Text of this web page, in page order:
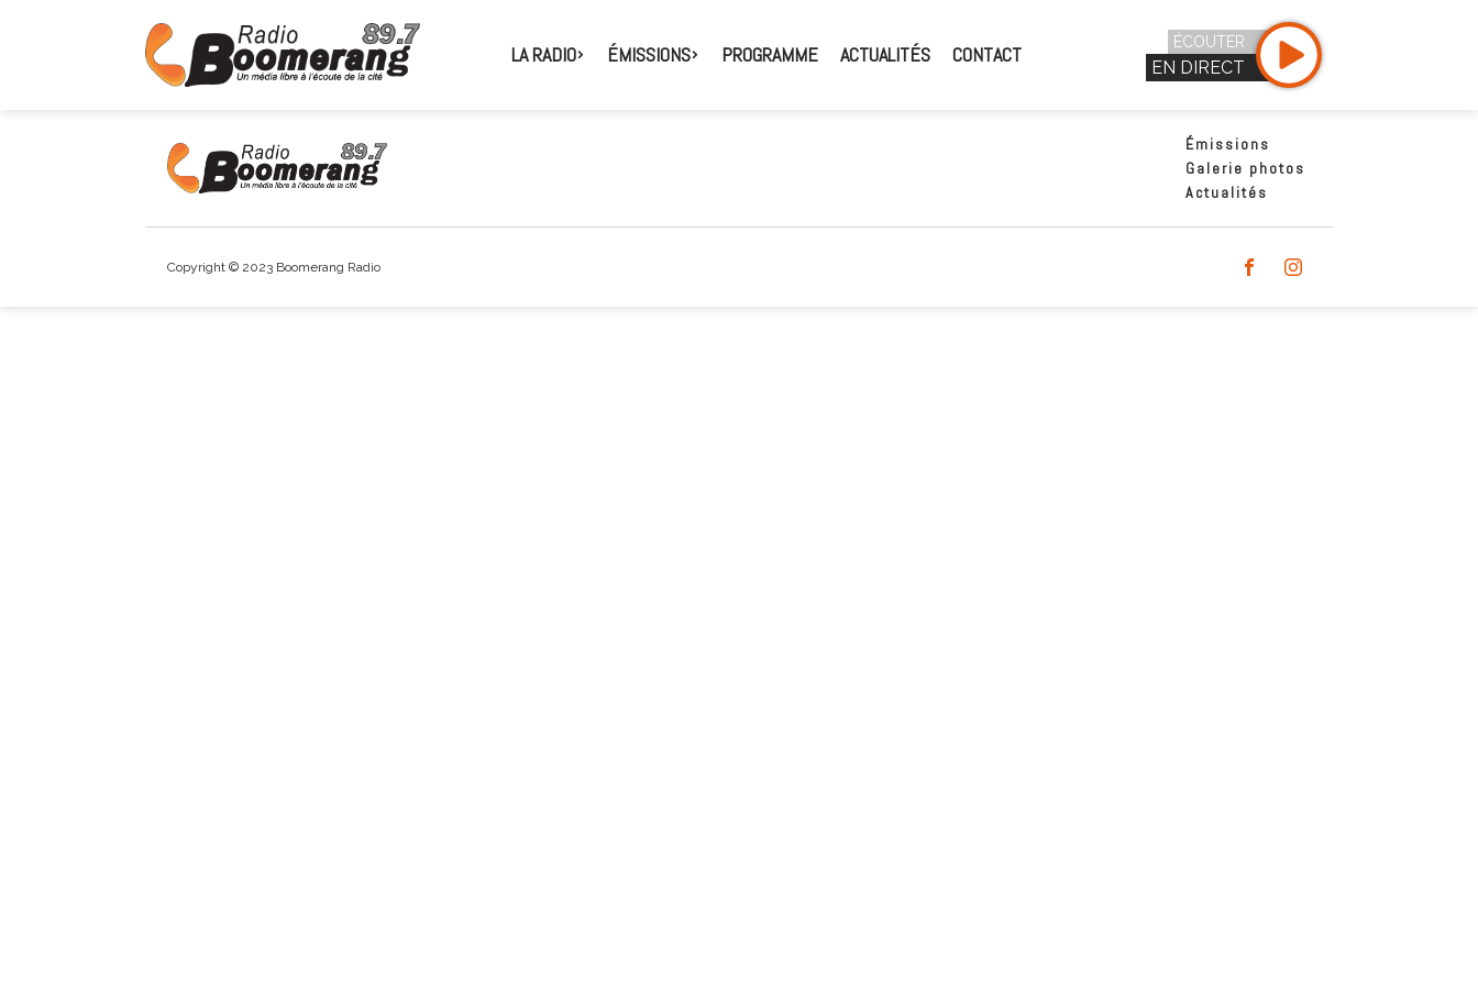
LA RADIO ÉMISSIONS PROGRAMME ACTUALITÉS CONTACT
ÉCOUTER
EN DIRECT
Émissions
Galerie photos
Actualités
Copyright © 2023 Boomerang Radio